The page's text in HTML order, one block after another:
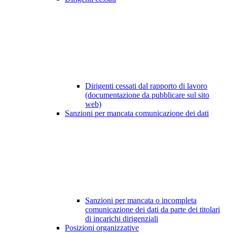
Dirigenti cessati dal rapporto di lavoro
(documentazione da pubblicare sul sito
web)
Sanzioni per mancata comunicazione dei dati
Sanzioni per mancata o incompleta
comunicazione dei dati da parte dei titolari
di incarichi dirigenziali
Posizioni organizzative